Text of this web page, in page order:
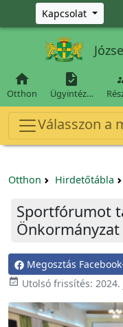
Ugrás a fő tartalomra
Kapcsolat

Otthon

Ügyintéz…
Válasszon a
Otthon Hirdetőtábla
Sportfórumot
Önkormányzat
Megosztás
 Utolsó frissítés: